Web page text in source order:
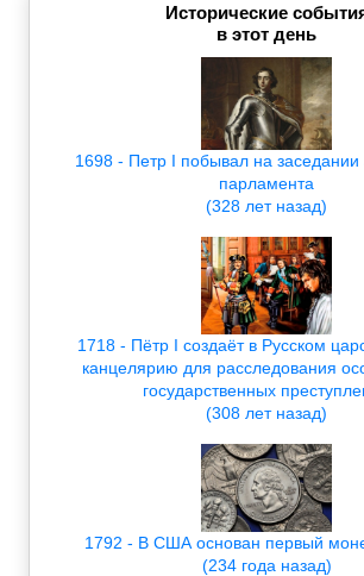
Исторические
в этот день
1698 - Петр I побывал на заседании
парламента
(328 лет назад)
1718 - Пётр I создаёт в Русском
канцелярию для расследования
государственных
(308 лет назад)
1792 - В США основан первый
(234 года назад)